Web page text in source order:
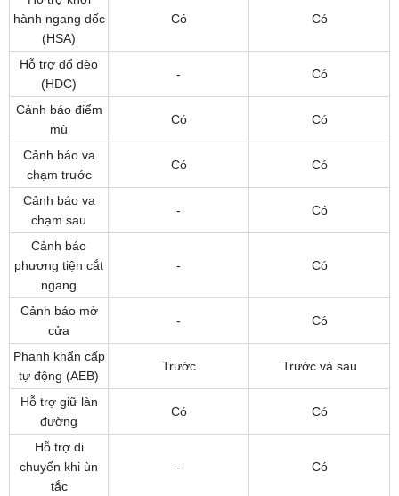
hành ngang dốc
(HSA)
Có Có
Hỗ trợ đổ đèo
(HDC)
- Có
Cảnh báo điểm
mù
Có Có
Cảnh báo va
chạm trước
Có Có
Cảnh báo va
chạm sau
- Có
Cảnh báo
phương tiện cắt
ngang
- Có
Cảnh báo mở
cửa
- Có
Phanh khẩn cấp
tự động (AEB)
Trước Trước và sau
Hỗ trợ giữ làn
đường
Có Có
Hỗ trợ di
chuyển khi ùn
tắc
- Có